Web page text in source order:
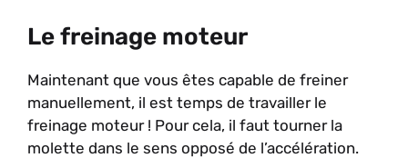
Le freinage moteur
Maintenant que vous êtes capable de freiner
manuellement, il est temps de travailler le
freinage moteur ! Pour cela, il faut tourner la
molette dans le sens opposé de l’accélération.